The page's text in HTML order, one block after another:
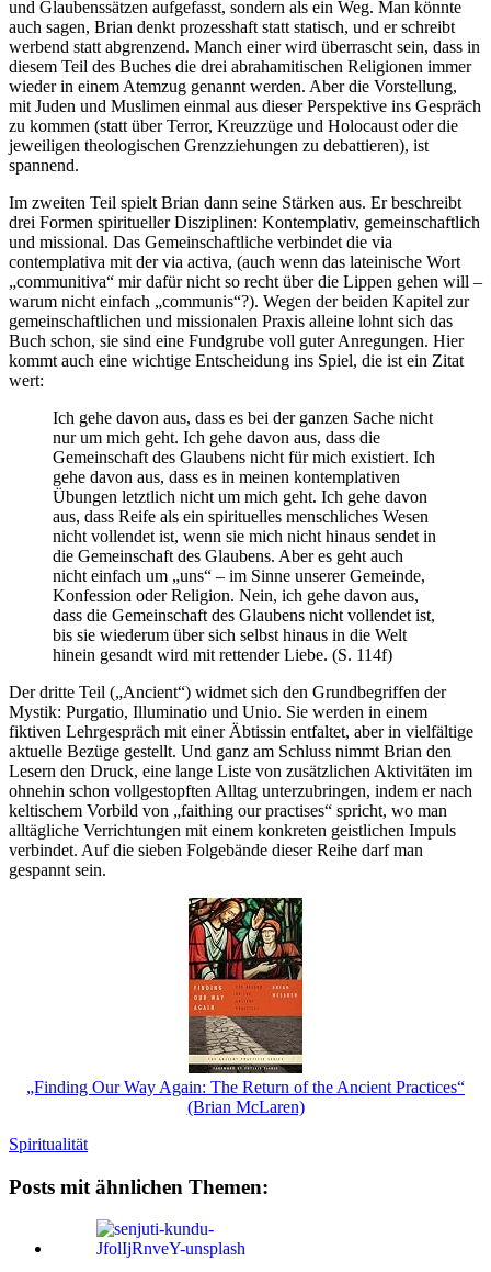
und Glaubenssätzen aufgefasst, sondern als ein Weg. Man könnte
auch sagen, Brian denkt prozesshaft statt statisch, und er schreibt
werbend statt abgrenzend. Manch einer wird überrascht sein, dass in
diesem Teil des Buches die drei abrahamitischen Religionen immer
wieder in einem Atemzug genannt werden. Aber die Vorstellung,
mit Juden und Muslimen einmal aus dieser Perspektive ins Gespräch
zu kommen (statt über Terror, Kreuzzüge und Holocaust oder die
jeweiligen theologischen Grenzziehungen zu debattieren), ist
spannend.
Im zweiten Teil spielt Brian dann seine Stärken aus. Er beschreibt
drei Formen spiritueller Disziplinen: Kontemplativ, gemeinschaftlich
und missional. Das Gemeinschaftliche verbindet die via
contemplativa mit der via activa, (auch wenn das lateinische Wort
„communitiva“ mir dafür nicht so recht über die Lippen gehen will –
warum nicht einfach „communis“?). Wegen der beiden Kapitel zur
gemeinschaftlichen und missionalen Praxis alleine lohnt sich das
Buch schon, sie sind eine Fundgrube voll guter Anregungen. Hier
kommt auch eine wichtige Entscheidung ins Spiel, die ist ein Zitat
wert:
Ich gehe davon aus, dass es bei der ganzen Sache nicht
nur um mich geht. Ich gehe davon aus, dass die
Gemeinschaft des Glaubens nicht für mich existiert. Ich
gehe davon aus, dass es in meinen kontemplativen
Übungen letztlich nicht um mich geht. Ich gehe davon
aus, dass Reife als ein spirituelles menschliches Wesen
nicht vollendet ist, wenn sie mich nicht hinaus sendet in
die Gemeinschaft des Glaubens. Aber es geht auch
nicht einfach um „uns“ – im Sinne unserer Gemeinde,
Konfession oder Religion. Nein, ich gehe davon aus,
dass die Gemeinschaft des Glaubens nicht vollendet ist,
bis sie wiederum über sich selbst hinaus in die Welt
hinein gesandt wird mit rettender Liebe. (S. 114f)
Der dritte Teil („Ancient“) widmet sich den Grundbegriffen der
Mystik: Purgatio, Illuminatio und Unio. Sie werden in einem
fiktiven Lehrgespräch mit einer Äbtissin entfaltet, aber in vielfältige
aktuelle Bezüge gestellt. Und ganz am Schluss nimmt Brian den
Lesern den Druck, eine lange Liste von zusätzlichen Aktivitäten im
ohnehin schon vollgestopften Alltag unterzubringen, indem er nach
keltischem Vorbild von „faithing our practises“ spricht, wo man
alltägliche Verrichtungen mit einem konkreten geistlichen Impuls
verbindet. Auf die sieben Folgebände dieser Reihe darf man
gespannt sein.
„Finding Our Way Again: The Return of the Ancient Practices“
(Brian McLaren)
Spiritualität
Posts mit ähnlichen Themen: